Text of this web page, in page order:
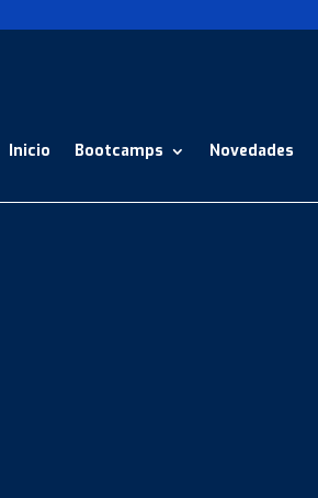
Inicio Bootcamps Novedades